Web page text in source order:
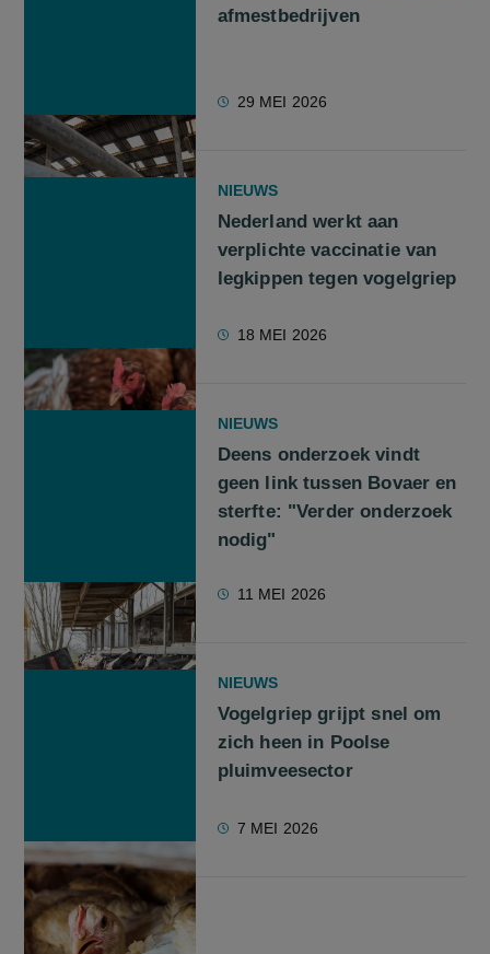
afmestbedrijven
29 MEI 2026
NIEUWS
Nederland werkt aan
verplichte vaccinatie van
legkippen tegen vogelgriep
18 MEI 2026
NIEUWS
Deens onderzoek vindt
geen link tussen Bovaer en
sterfte: "Verder onderzoek
nodig"
11 MEI 2026
NIEUWS
Vogelgriep grijpt snel om
zich heen in Poolse
pluimveesector
7 MEI 2026